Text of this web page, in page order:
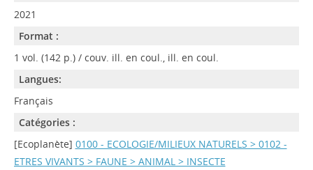
2021
Format :
1 vol. (142 p.) / couv. ill. en coul., ill. en coul.
Langues:
Français
Catégories :
[Ecoplanète] 0100 - ECOLOGIE/MILIEUX NATURELS > 0102 -
ETRES VIVANTS > FAUNE > ANIMAL > INSECTE